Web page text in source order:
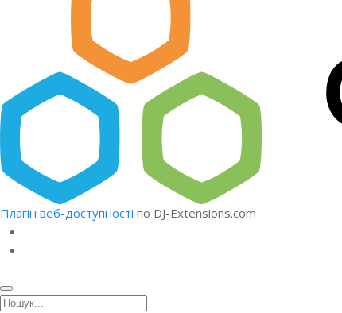
Плагін веб-доступності по DJ-Extensions.com